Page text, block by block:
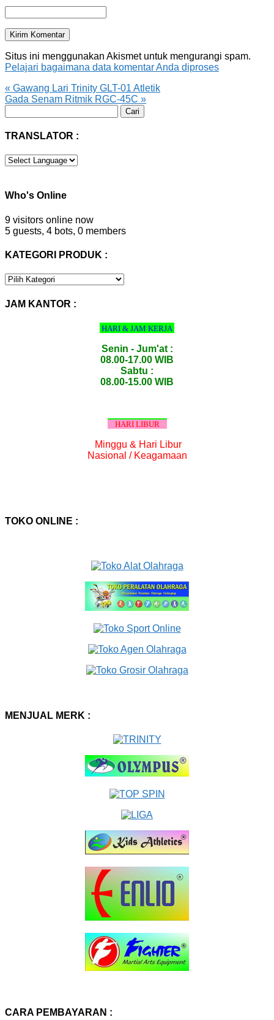
Situs ini menggunakan Akismet untuk mengurangi spam.
Pelajari bagaimana data komentar Anda diproses
« Gawang Lari Trinity GLT-01 Atletik
Gada Senam Ritmik RGC-45C »
untuk:
TRANSLATOR :
Who's Online
9 visitors online now
5 guests, 4 bots, 0 members
KATEGORI PRODUK :
KATEGORI
JAM KANTOR :
HARI & JAM KERJA
Senin - Jum'at :
08.00-17.00 WIB
Sabtu :
08.00-15.00 WIB
HARI LIBUR
Minggu & Hari Libur
Nasional / Keagamaan
TOKO ONLINE :
MENJUAL MERK :
CARA PEMBAYARAN :